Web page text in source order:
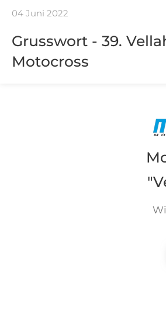
04 Juni 2022
Grusswort - 39.
Motocross